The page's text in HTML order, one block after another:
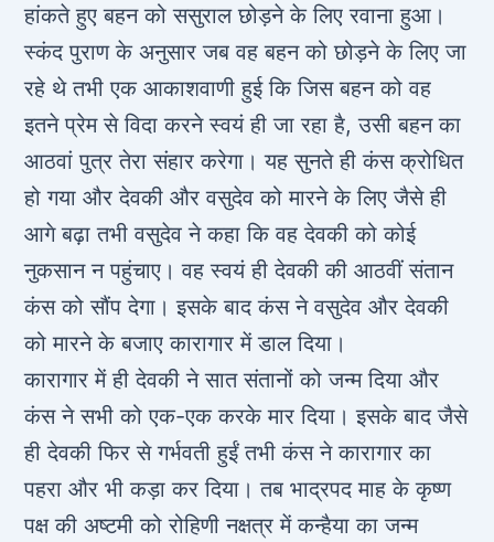
हांकते हुए बहन को ससुराल छोड़ने के लिए रवाना हुआ।
स्‍कंद पुराण के अनुसार जब वह बहन को छोड़ने के लिए जा
रहे थे तभी एक आकाशवाणी हुई कि जिस बहन को वह
इतने प्रेम से विदा करने स्‍वयं ही जा रहा है, उसी बहन का
आठवां पुत्र तेरा संहार करेगा। यह सुनते ही कंस क्रोधित
हो गया और देवकी और वसुदेव को मारने के लिए जैसे ही
आगे बढ़ा तभी वसुदेव ने कहा कि वह देवकी को कोई
नुकसान न पहुंचाए। वह स्‍वयं ही देवकी की आठवीं संतान
कंस को सौंप देगा। इसके बाद कंस ने वसुदेव और देवकी
को मारने के बजाए कारागार में डाल दिया।
कारागार में ही देवकी ने सात संतानों को जन्‍म दिया और
कंस ने सभी को एक-एक करके मार दिया। इसके बाद जैसे
ही देवकी फिर से गर्भवती हुईं तभी कंस ने कारागार का
पहरा और भी कड़ा कर दिया। तब भाद्रपद माह के कृष्‍ण
पक्ष की अष्‍टमी को रोहिणी नक्षत्र में कन्‍हैया का जन्‍म